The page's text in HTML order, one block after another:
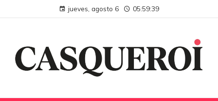
jueves, agosto 6 05:59:40